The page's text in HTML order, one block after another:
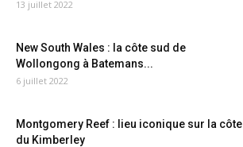
13 juillet 2022
New South Wales : la côte sud de
Wollongong à Batemans...
6 juillet 2022
Montgomery Reef : lieu iconique sur la côte
du Kimberley